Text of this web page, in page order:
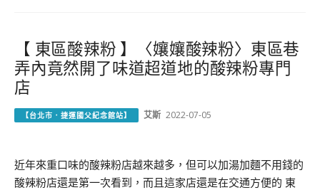
【 東區酸辣粉 】〈孃孃酸辣粉〉東區巷
弄內竟然開了味道超道地的酸辣粉專門
店
【台北市．捷運國父紀念館站】 艾斯 2022-07-05
近年來重口味的酸辣粉店越來越多，但可以加湯加麵不用錢的
酸辣粉店還是第一次看到，而且這家店還是在交通方便的 東